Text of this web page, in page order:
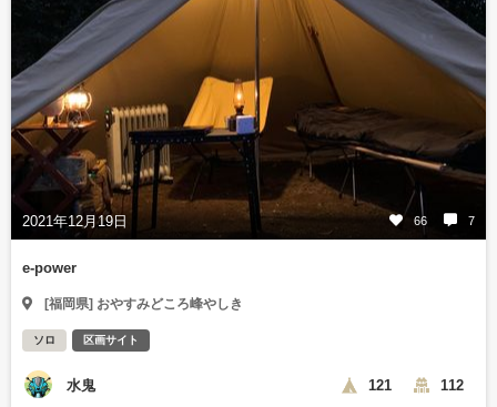
2021年12月19日 66 7
e-power
[福岡県] おやすみどころ峰やしき
ソロ 区画サイト
水鬼 121 112